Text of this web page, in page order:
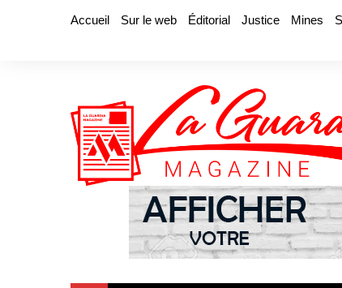
Accueil Sur le web Éditorial Justice Mines